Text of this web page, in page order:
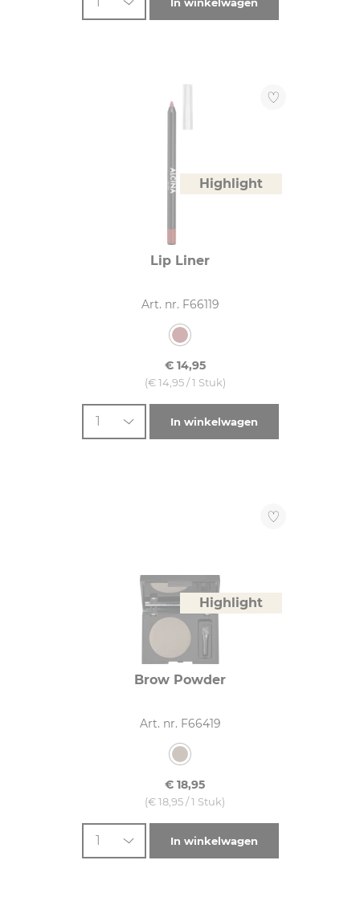
Highlight
Lip Liner
Art. nr. F66119
€ 14,95
(€ 14,95 / 1 Stuk)
1 In winkelwagen
Highlight
Brow Powder
Art. nr. F66419
€ 18,95
(€ 18,95 / 1 Stuk)
1 In winkelwagen